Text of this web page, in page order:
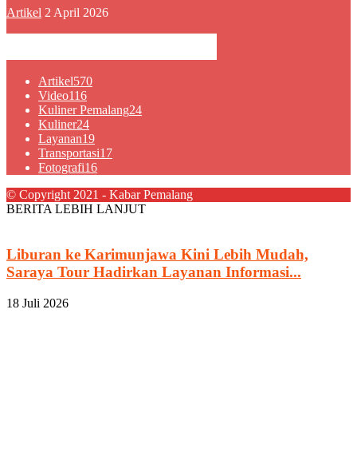
Artikel 2 April 2026
Artikel570
Video116
Kuliner Pemalang24
Kuliner24
Layanan19
Transportasi17
Fotografi16
© Copyright 2021 - Kabar Pemalang
BERITA LEBIH LANJUT
Liburan ke Karimunjawa Kini Lebih Mudah,
Saraya Tour Hadirkan Layanan Informasi...
18 Juli 2026